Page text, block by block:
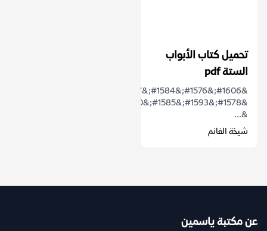
تحميل كتاب الأبواب
الستة pdf
&...
شيخة الغانم
عن مكتبة ياسمين